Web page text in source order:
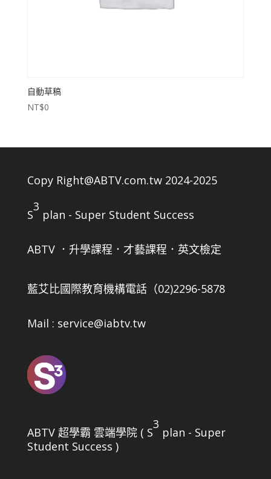
自動草稿
NT$0
Copy Right@ABTV.com.tw 2024-2025
S
3
plan - Super Student Success
ABTV ．升學課程．才藝課程．英文檢定
藍艾比國際教育機構電話（02)2296-5878
Mail : service@iabtv.tw
ABTV 超學霸 雲端學院 ( S
3
plan - Super
Student Success )